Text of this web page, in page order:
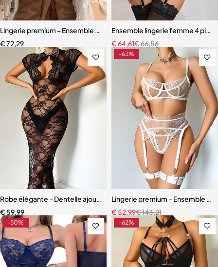
Lingerie premium – Ensemble en dentelle brodée avec porte-
€72,29
Ensemble lingerie femme 4
€66,56
€64,61
Robe élégante – Dentelle ajourée avec fente haute et effet
€ 59,99
-63%
Lingerie premium – Ensemble
€143,21
€ 52,99
-50% -62%